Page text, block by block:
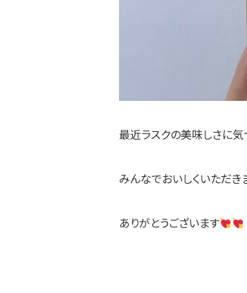
最近ラスクの美味しさに
みんなでおいしくいただき
ありがとうございます